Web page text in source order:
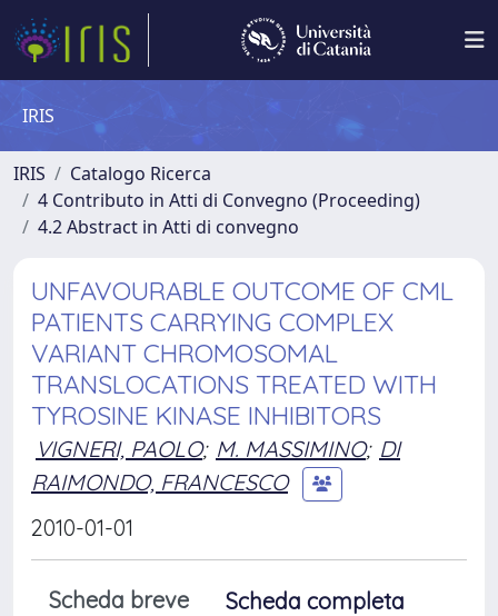
IRIS
IRIS
Catalogo Ricerca
4 Contributo in Atti di Convegno (Proceeding)
4.2 Abstract in Atti di convegno
UNFAVOURABLE OUTCOME OF CML
PATIENTS CARRYING COMPLEX
VARIANT CHROMOSOMAL
TRANSLOCATIONS TREATED WITH
TYROSINE KINASE INHIBITORS
VIGNERI, PAOLO; M. MASSIMINO; DI
RAIMONDO, FRANCESCO
2010-01-01
Scheda breve
Scheda completa